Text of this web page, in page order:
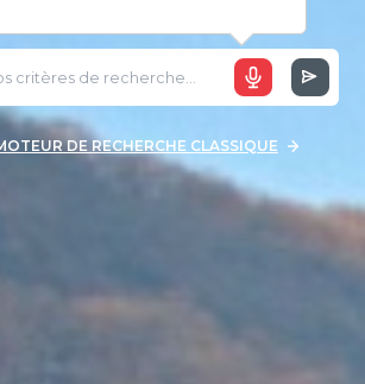
DE RECHERCHE CLASSIQUE